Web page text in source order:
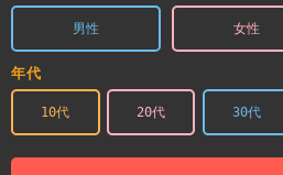
男性 女性
年代
10代 20代 30代